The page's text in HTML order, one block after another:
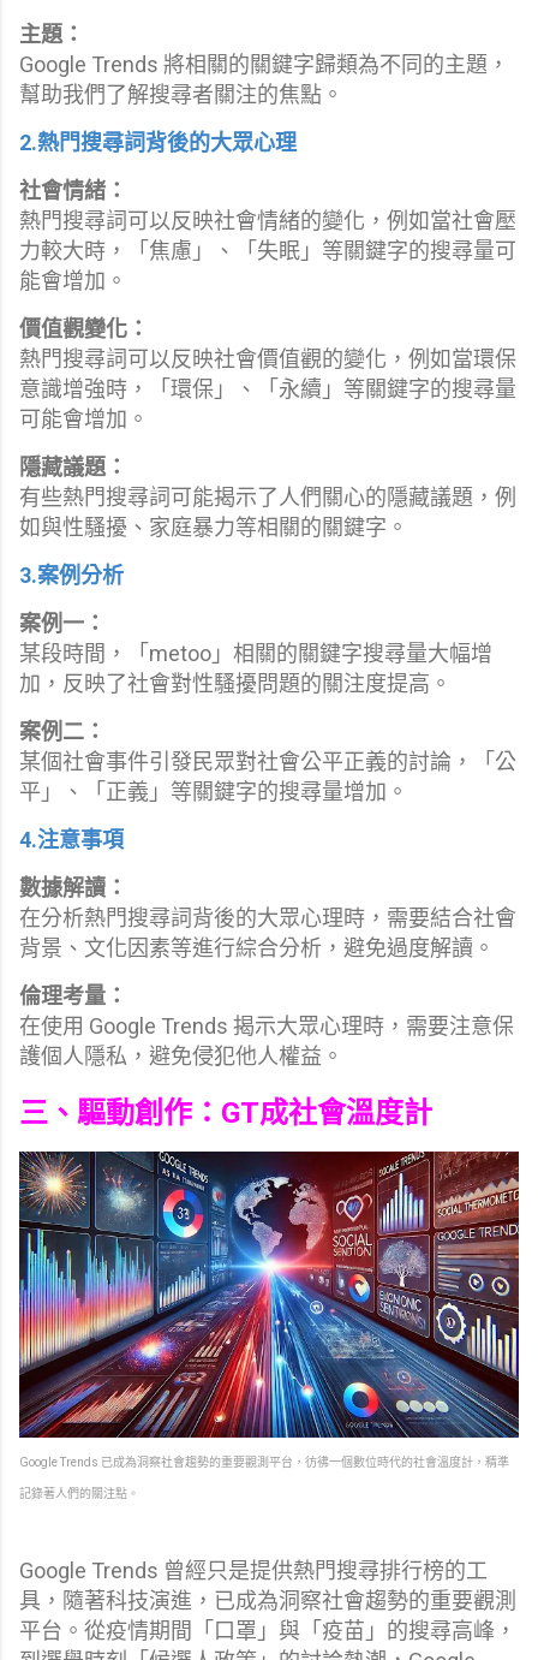
主題：
Google Trends 將相關的關鍵字歸類為不同的主題，
幫助我們了解搜尋者關注的焦點。
2.熱門搜尋詞背後的大眾心理
社會情緒：
熱門搜尋詞可以反映社會情緒的變化，例如當社會壓
力較大時，「焦慮」、「失眠」等關鍵字的搜尋量可
能會增加。
價值觀變化：
熱門搜尋詞可以反映社會價值觀的變化，例如當環保
意識增強時，「環保」、「永續」等關鍵字的搜尋量
可能會增加。
隱藏議題：
有些熱門搜尋詞可能揭示了人們關心的隱藏議題，例
如與性騷擾、家庭暴力等相關的關鍵字。
3.案例分析
案例一：
某段時間，「metoo」相關的關鍵字搜尋量大幅增
加，反映了社會對性騷擾問題的關注度提高。
案例二：
某個社會事件引發民眾對社會公平正義的討論，「公
平」、「正義」等關鍵字的搜尋量增加。
4.注意事項
數據解讀：
在分析熱門搜尋詞背後的大眾心理時，需要結合社會
背景、文化因素等進行綜合分析，避免過度解讀。
倫理考量：
在使用 Google Trends 揭示大眾心理時，需要注意保
護個人隱私，避免侵犯他人權益。
三、驅動創作：GT成社會溫度計
Google Trends 已成為洞察社會趨勢的重要觀測平台，彷彿一個數位時代的社會溫度計，精準
記錄著人們的關注點。
Google Trends 曾經只是提供熱門搜尋排行榜的工
具，隨著科技演進，已成為洞察社會趨勢的重要觀測
平台。從疫情期間「口罩」與「疫苗」的搜尋高峰，